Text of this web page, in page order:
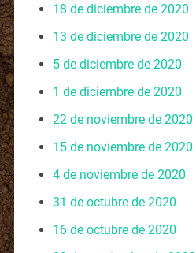
18 de diciembre de 2020
13 de diciembre de 2020
5 de diciembre de 2020
1 de diciembre de 2020
22 de noviembre de 2020
15 de noviembre de 2020
4 de noviembre de 2020
31 de octubre de 2020
16 de octubre de 2020